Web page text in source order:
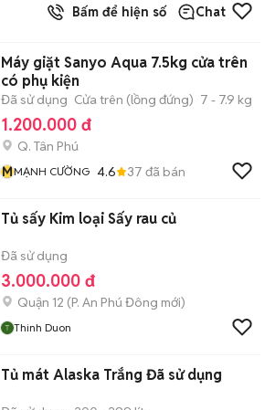
Bấm để hiện số Chat
Máy giặt Sanyo Aqua 7.5kg cửa trên
có phụ kiện
Đã sử dụng Cửa trên (lồng đứng) 7 - 7.9 kg
1.200.000 đ
Q. Tân Phú
MMẠNH CƯỜNG 4.6 37 đã bán
Tủ sấy Kim loại Sấy rau củ
Đã sử dụng
3.000.000 đ
Quận 12 (P. An Phú Đông mới)
Thinh Duon
Tủ mát Alaska Trắng Đã sử dụng